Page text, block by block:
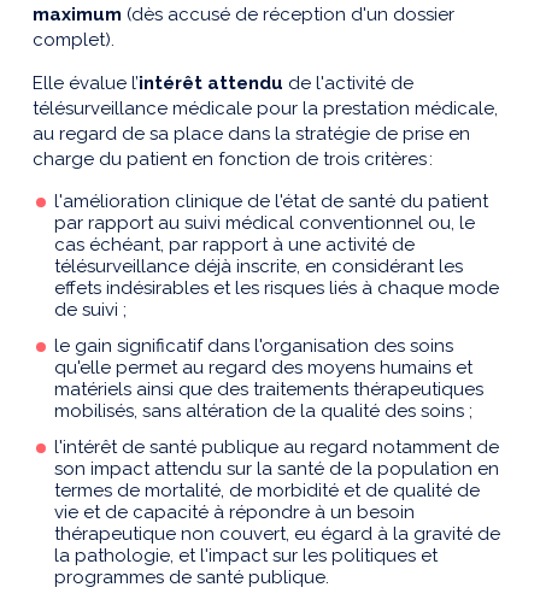
maximum (dès accusé de réception d'un dossier
complet).
Elle évalue l’intérêt attendu de l'activité de
télésurveillance médicale pour la prestation médicale,
au regard de sa place dans la stratégie de prise en
charge du patient en fonction de trois critères :
l'amélioration clinique de l'état de santé du patient
par rapport au suivi médical conventionnel ou, le
cas échéant, par rapport à une activité de
télésurveillance déjà inscrite, en considérant les
effets indésirables et les risques liés à chaque mode
de suivi ;
le gain significatif dans l'organisation des soins
qu'elle permet au regard des moyens humains et
matériels ainsi que des traitements thérapeutiques
mobilisés, sans altération de la qualité des soins ;
l'intérêt de santé publique au regard notamment de
son impact attendu sur la santé de la population en
termes de mortalité, de morbidité et de qualité de
vie et de capacité à répondre à un besoin
thérapeutique non couvert, eu égard à la gravité de
la pathologie, et l'impact sur les politiques et
programmes de santé publique.